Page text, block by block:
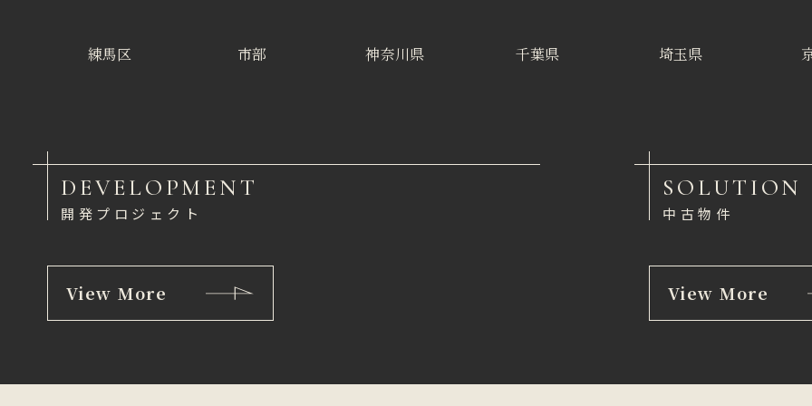
練馬区 市部 神奈川県 千葉県 埼玉県
DEVELOPMENT
開発プロジェクト
View More
SOLUTION
中古物件
View More